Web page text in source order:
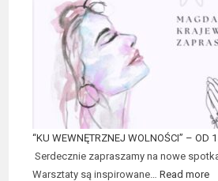
“KU WEWNĘTRZNEJ WOLNOŚCI” – OD
Serdecznie zapraszamy na nowe
Warsztaty są inspirowane…Read more